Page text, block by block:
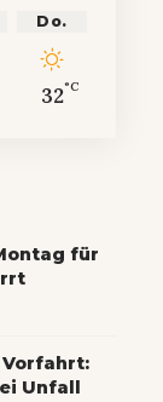
Do.
32°C
für
Unfall